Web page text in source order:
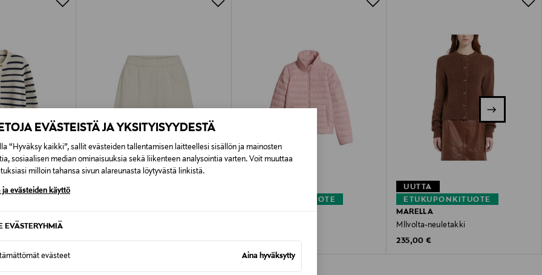
EVÄSTEISTÄ JA YKSITYISYYDESTÄ
“Hyväksy kaikki”, sallit evästeiden tallentamisen laitteellesi sisällön ja mainosten
sosiaalisen median ominaisuuksia sekä liikenteen analysointia varten. Voit muuttaa
milloin tahansa sivun alareunasta löytyvästä linkistä.
ja evästeiden käyttö
EVÄSTERYHMIÄ
evästeet Aina hyväksytty
Discounted Price
26,90 € Original Price
44,99 €
ETUKUPONKITUOTE
Original Price
185,95 €
ETUKUPONKITUOTE
UUTTA
MARELLA
Mllvolta-neuletakki
Original Price
235,00 €